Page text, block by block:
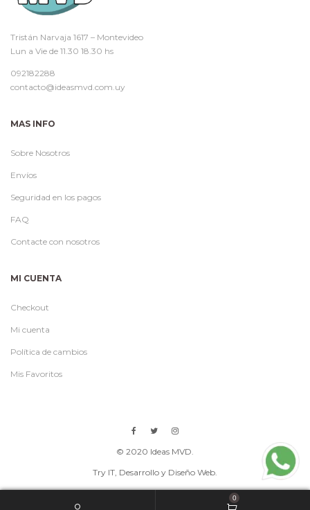
Tristán Narvaja 1617 – Montevideo
Lun a Vie de 11.30 18.30 hs
092182288
contacto@ideasmvd.com.uy
MAS INFO
Sobre Nosotros
Envíos
Seguridad en los pagos
FAQ
Contacte con nosotros
MI CUENTA
Checkout
Mi cuenta
Política de cambios
Mis Favoritos
© 2020 Ideas MVD.
Try IT, Desarrollo y Diseño Web.
0